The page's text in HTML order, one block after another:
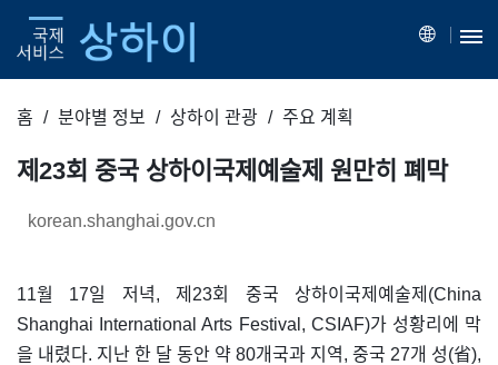
홈 분야별 정보 상하이 관광 주요 계획
제23회 중국 상하이국제예술제 원만히 폐막
korean.shanghai.gov.cn
11월 17일 저녁, 제23회 중국 상하이국제예술제(China
Shanghai International Arts Festival, CSIAF)가 성황리에 막
을 내렸다. 지난 한 달 동안 약 80개국과 지역, 중국 27개 성(省),